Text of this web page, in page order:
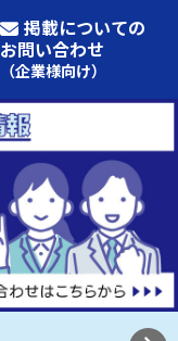
掲載についての
お問い合わせ
（企業様向け）